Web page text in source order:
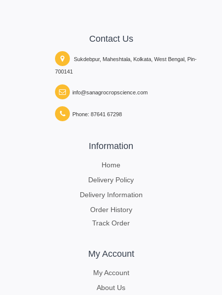
Contact Us
Sukdebpur, Maheshtala, Kolkata, West Bengal, Pin-
700141
info@sanagrocropscience.com
Phone: 87641 67298
Information
Home
Delivery Policy
Delivery Information
Order History
Track Order
My Account
My Account
About Us